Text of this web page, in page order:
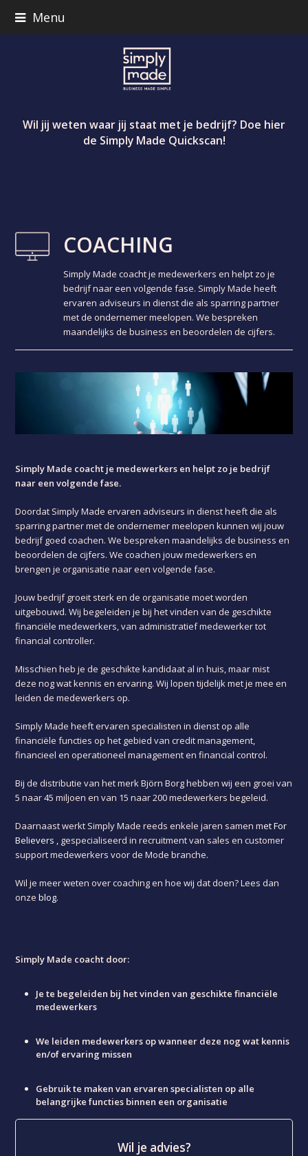
Menu
Wil jij weten waar jij staat met je bedrijf? Doe hier
de Simply Made Quickscan!
COACHING
Simply Made coacht je medewerkers en helpt zo je
bedrijf naar een volgende fase. Simply Made heeft
ervaren adviseurs in dienst die als sparring partner
met de ondernemer meelopen. We bespreken
maandelijks de business en beoordelen de cijfers.
Simply Made coacht je medewerkers en helpt zo je bedrijf
naar een volgende fase.
Doordat Simply Made ervaren adviseurs in dienst heeft die als
sparring partner met de ondernemer meelopen kunnen wij jouw
bedrijf goed coachen. We bespreken maandelijks de business en
beoordelen de cijfers. We coachen jouw medewerkers en
brengen je organisatie naar een volgende fase.
Jouw bedrijf groeit sterk en de organisatie moet worden
uitgebouwd. Wij begeleiden je bij het vinden van de geschikte
financiële medewerkers, van administratief medewerker tot
financial controller.
Misschien heb je de geschikte kandidaat al in huis, maar mist
deze nog wat kennis en ervaring. Wij lopen tijdelijk met je mee en
leiden de medewerkers op.
Simply Made heeft ervaren specialisten in dienst op alle
financiële functies op het gebied van credit management,
financieel en operationeel management en financial control.
Bij de distributie van het merk Björn Borg hebben wij een groei van
5 naar 45 miljoen en van 15 naar 200 medewerkers begeleid.
Daarnaast werkt Simply Made reeds enkele jaren samen metFor
Believers , gespecialiseerd in recruitment van sales en customer
support medewerkers voor de Mode branche.
Wil je meer weten over coaching en hoe wij dat doen? Lees dan
onzeblog.
Simply Made coacht door:
Je te begeleiden bij het vinden van geschikte financiële
medewerkers
We leiden medewerkers op wanneer deze nog wat kennis
en/of ervaring missen
Gebruik te maken van ervaren specialisten op alle
belangrijke functies binnen een organisatie
Wil je advies?